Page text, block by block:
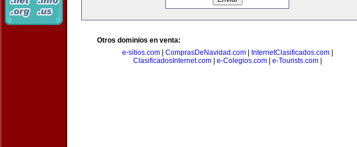
Otros dominios en venta:
e-sitios.com| ComprasDeNavidad.com| InternetClasificados.com|
ClasificadosInternet.com| e-Colegios.com| e-Tourists.com|